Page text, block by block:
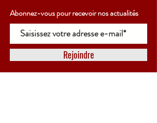
Abonnez-vous pour recevoir nos actualités
Rejoindre